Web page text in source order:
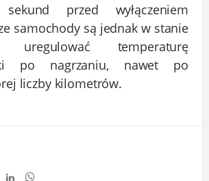
sekund przed wyłączeniem
samochody są jednak w stanie
uregulować temperaturę
po nagrzaniu, nawet po
liczby kilometrów.